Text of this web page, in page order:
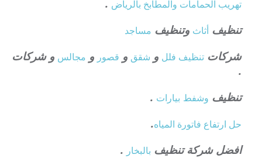
تهريب الحمامات والمطابخ بالرياض .
تنظيف أثاث وتنظيف مساجد
شركات تنظيف فلل و شقق و قصور و مجالس و شركات
.
تنظيف وشفط بيارات .
حل ارتفاع فاتورة المياه.
افضل شركة تنظيف بالبخار .